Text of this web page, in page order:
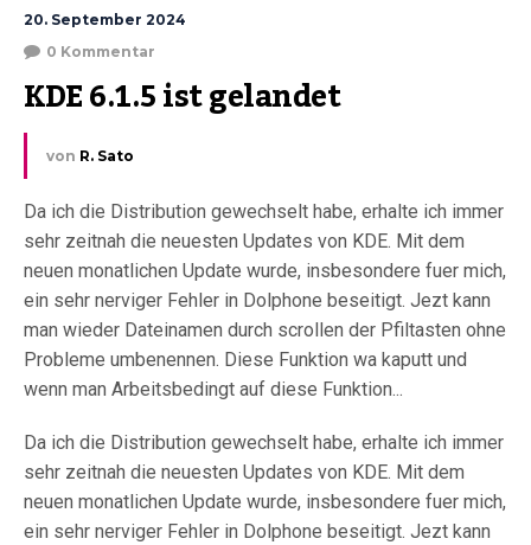
20. September 2024
0 Kommentar
KDE 6.1.5 ist gelandet
von R. Sato
Da ich die Distribution gewechselt habe, erhalte ich immer
sehr zeitnah die neuesten Updates von KDE. Mit dem
neuen monatlichen Update wurde, insbesondere fuer mich,
ein sehr nerviger Fehler in Dolphone beseitigt. Jezt kann
man wieder Dateinamen durch scrollen der Pfiltasten ohne
Probleme umbenennen. Diese Funktion wa kaputt und
wenn man Arbeitsbedingt auf diese Funktion...
Da ich die Distribution gewechselt habe, erhalte ich immer
sehr zeitnah die neuesten Updates von KDE. Mit dem
neuen monatlichen Update wurde, insbesondere fuer mich,
ein sehr nerviger Fehler in Dolphone beseitigt. Jezt kann